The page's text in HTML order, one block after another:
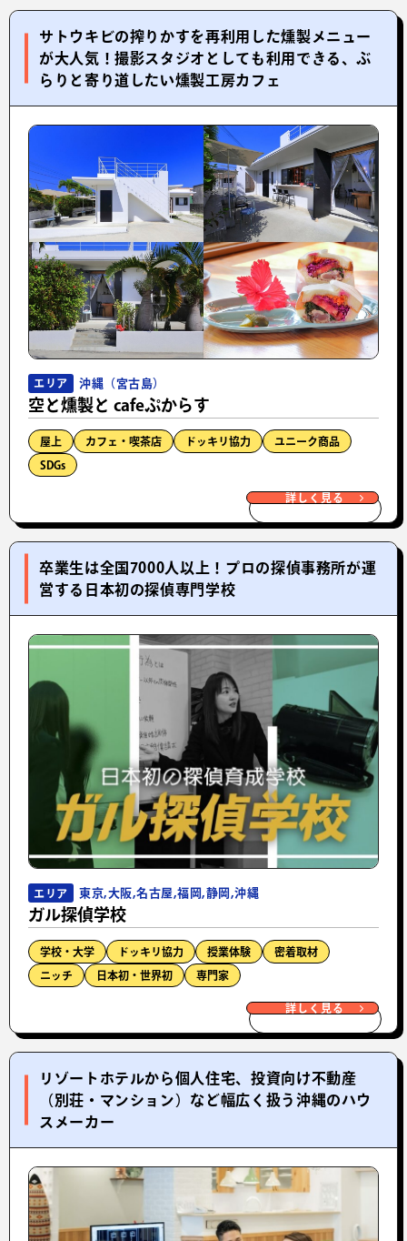
サトウキビの搾りかすを再利用した燻製メニュー
が大人気！撮影スタジオとしても利用できる、ぶ
らりと寄り道したい燻製工房カフェ
エリア 沖縄（宮古島）
空と燻製と cafeぷからす
屋上 カフェ・喫茶店 ドッキリ協力 ユニーク商品
SDGs
詳しく見る
卒業生は全国7000人以上！プロの探偵事務所が運
営する日本初の探偵専門学校
エリア 東京,大阪,名古屋,福岡,静岡,沖縄
ガル探偵学校
学校・大学 ドッキリ協力 授業体験 密着取材
ニッチ 日本初・世界初 専門家
詳しく見る
リゾートホテルから個人住宅、投資向け不動産
（別荘・マンション）など幅広く扱う沖縄のハウ
スメーカー